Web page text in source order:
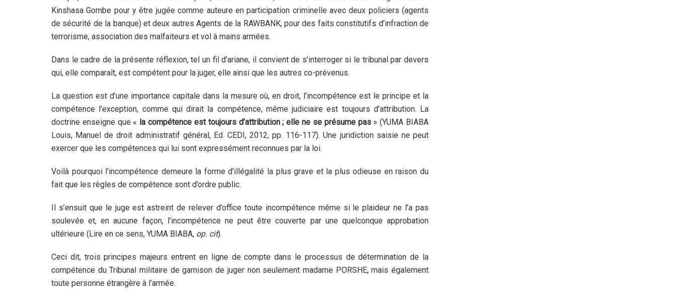
Kinshasa Gombe pour y être jugée comme auteure en participation criminelle avec deux policiers (agents
de sécurité de la banque) et deux autres Agents de la RAWBANK, pour des faits constitutifs d’infraction de
terrorisme, association des malfaiteurs et vol à mains armées.
Dans le cadre de la présente réflexion, tel un fil d’ariane, il convient de s’interroger si le tribunal par devers
qui, elle comparaît, est compétent pour la juger, elle ainsi que les autres co-prévenus.
La question est d’une importance capitale dans la mesure où, en droit, l’incompétence est le principe et la
compétence l’exception, comme qui dirait la compétence, même judiciaire est toujours d’attribution. La
doctrine enseigne que « la compétence est toujours d’attribution ; elle ne se présume pas» (YUMA BIABA
Louis, Manuel de droit administratif général, Ed. CEDI, 2012, pp. 116-117). Une juridiction saisie ne peut
exercer que les compétences qui lui sont expressément reconnues par la loi.
Voilà pourquoi l’incompétence demeure la forme d’illégalité la plus grave et la plus odieuse en raison du
fait que les règles de compétence sont d’ordre public.
Il s’ensuit que le juge est astreint de relever d’office toute incompétence même si le plaideur ne l’a pas
soulevée et, en aucune façon, l’incompétence ne peut être couverte par une quelconque approbation
ultérieure (Lire en ce sens, YUMA BIABA, op. cit).
Ceci dit, trois principes majeurs entrent en ligne de compte dans le processus de détermination de la
compétence du Tribunal militaire de garnison de juger non seulement madame PORSHE, mais également
toute personne étrangère à l’armée.